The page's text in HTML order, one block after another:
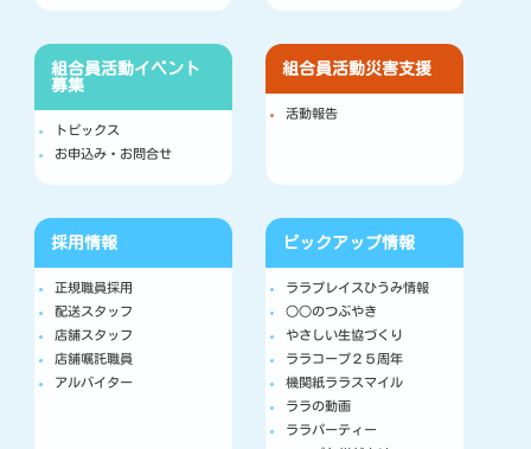
組合員活動イベント
募集
トピックス
お申込み・お問合せ
組合員活動災害支援
活動報告
採用情報
正規職員採用
配送スタッフ
店舗スタッフ
店舗嘱託職員
アルバイター
ピックアップ情報
ララプレイスひうみ情報
○○のつぶやき
やさしい生協づくり
ララコープ２５周年
機関紙ララスマイル
ララの動画
ララパーティー